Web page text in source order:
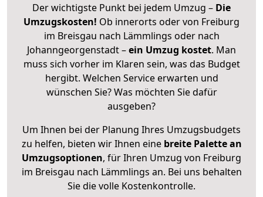
Der wichtigste Punkt bei jedem Umzug – Die
Umzugskosten! Ob innerorts oder von Freiburg
im Breisgau nach Lämmlings oder nach
Johanngeorgenstadt –ein Umzug kostet. Man
muss sich vorher im Klaren sein, was das Budget
hergibt. Welchen Service erwarten und
wünschen Sie? Was möchten Sie dafür
ausgeben?
Um Ihnen bei der Planung Ihres Umzugsbudgets
zu helfen, bieten wir Ihnen eine breite Palette an
Umzugsoptionen, für Ihren Umzug von Freiburg
im Breisgau nach Lämmlings an. Bei uns behalten
Sie die volle Kostenkontrolle.